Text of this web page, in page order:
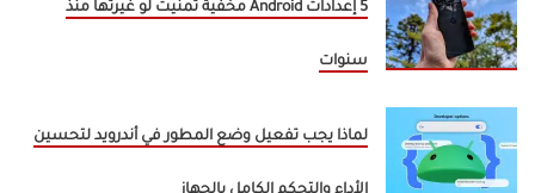
5 إعدادات Android مخفية تمنيت لو غيرتها منذ
سنوات
لماذا يجب تفعيل وضع المطور في أندرويد لتحسين